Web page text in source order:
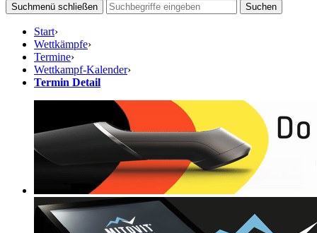
Suchmenü schließen
Suchen
Start›
Wettkämpfe›
Termine›
Wettkampf-Kalender›
Termin Detail